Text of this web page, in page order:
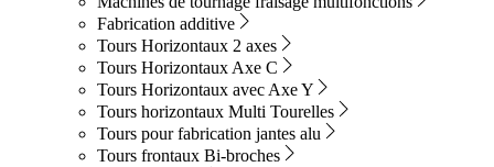
Fabrication additive
Tours Horizontaux 2 axes
Tours Horizontaux Axe C
Tours Horizontaux avec Axe Y
Tours horizontaux Multi Tourelles
Tours pour fabrication jantes alu
Tours frontaux Bi-broches